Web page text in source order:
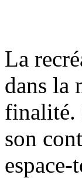
La
dans la
finalité.
son